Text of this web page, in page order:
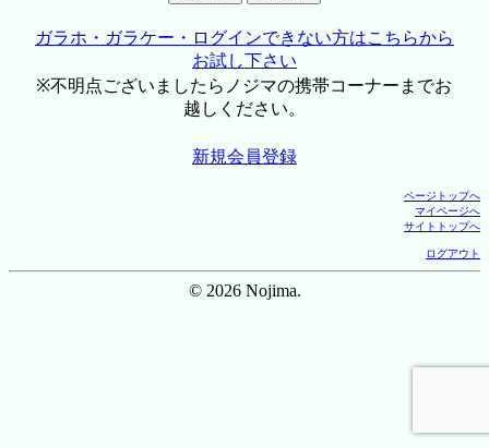
ガラホ・ガラケー・ログインできない方はこちらから
お試し下さい
※不明点ございましたらノジマの携帯コーナーまでお
越しください。
新規会員登録
ページトップへ
マイページへ
サイトトップへ
ログアウト
© 2026 Nojima.